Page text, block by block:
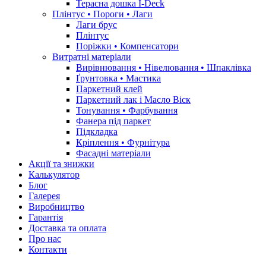
Терасна дошка I-Deck
Плінтус • Пороги • Лаги
Лаги брус
Плінтус
Поріжки • Компенсатори
Витратні матеріали
Вирівнювання • Нівелювання • Шпаклівка
Ґрунтовкa • Мастика
Паркетний клей
Паркетний лак і Масло Віск
Тонування • Фарбування
Фанера під паркет
Підкладка
Кріплення • Фурнітура
Фасадні матеріали
Акції та знижки
Калькулятор
Блог
Галерея
Виробництво
Гарантія
Доставка та оплата
Про нас
Контакти